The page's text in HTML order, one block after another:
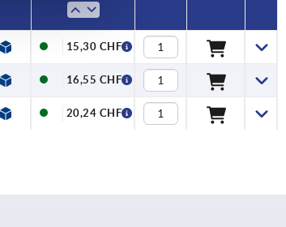
15,30 CHF
16,55 CHF
20,24 CHF